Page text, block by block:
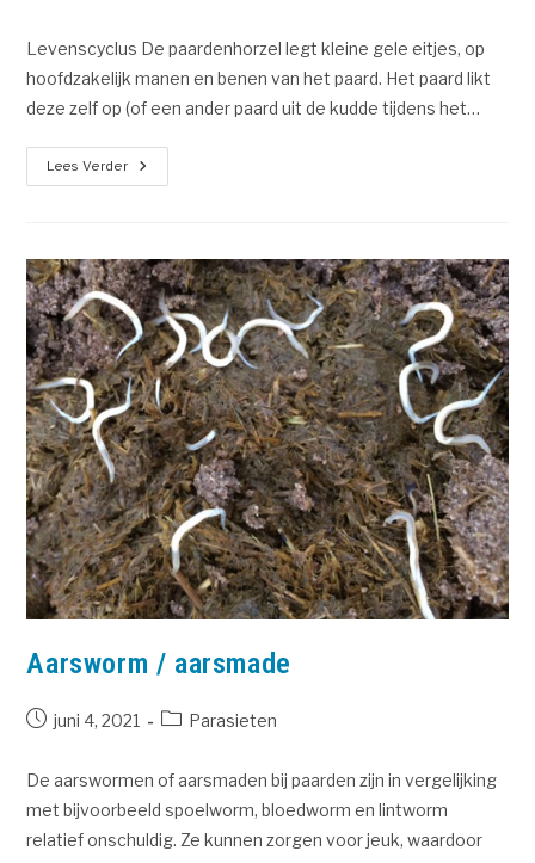
Levenscyclus De paardenhorzel legt kleine gele eitjes, op
hoofdzakelijk manen en benen van het paard. Het paard likt
deze zelf op (of een ander paard uit de kudde tijdens het…
Lees Verder
Aarsworm / aarsmade
juni 4, 2021 Parasieten
De aarswormen of aarsmaden bij paarden zijn in vergelijking
met bijvoorbeeld spoelworm, bloedworm en lintworm
relatief onschuldig. Ze kunnen zorgen voor jeuk, waardoor